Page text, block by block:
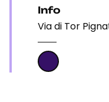
Info
Via di Tor